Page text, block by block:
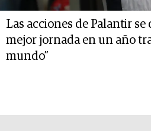
Las acciones de Palantir
mejor jornada en un año
mundo”